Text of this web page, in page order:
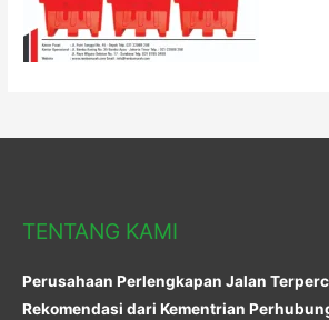
TENTANG KAMI
Perusahaan Perlengkapan Jalan
Rekomendasi dari Kementrian